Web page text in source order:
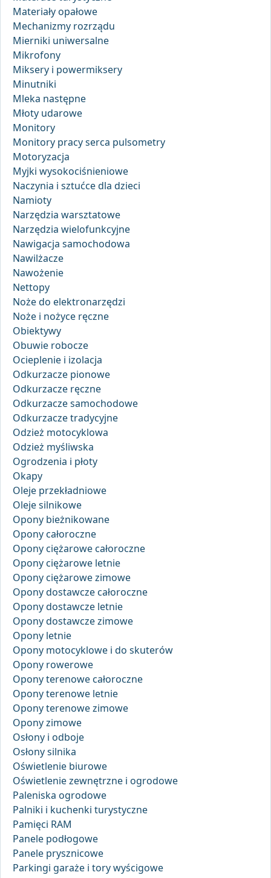
Materiały opałowe
Mechanizmy rozrządu
Mierniki uniwersalne
Mikrofony
Miksery i powermiksery
Minutniki
Mleka następne
Młoty udarowe
Monitory
Monitory pracy serca pulsometry
Motoryzacja
Myjki wysokociśnieniowe
Naczynia i sztućce dla dzieci
Namioty
Narzędzia warsztatowe
Narzędzia wielofunkcyjne
Nawigacja samochodowa
Nawilżacze
Nawożenie
Nettopy
Noże do elektronarzędzi
Noże i nożyce ręczne
Obiektywy
Obuwie robocze
Ocieplenie i izolacja
Odkurzacze pionowe
Odkurzacze ręczne
Odkurzacze samochodowe
Odkurzacze tradycyjne
Odzież motocyklowa
Odzież myśliwska
Ogrodzenia i płoty
Okapy
Oleje przekładniowe
Oleje silnikowe
Opony bieżnikowane
Opony całoroczne
Opony ciężarowe całoroczne
Opony ciężarowe letnie
Opony ciężarowe zimowe
Opony dostawcze całoroczne
Opony dostawcze letnie
Opony dostawcze zimowe
Opony letnie
Opony motocyklowe i do skuterów
Opony rowerowe
Opony terenowe całoroczne
Opony terenowe letnie
Opony terenowe zimowe
Opony zimowe
Osłony i odboje
Osłony silnika
Oświetlenie biurowe
Oświetlenie zewnętrzne i ogrodowe
Paleniska ogrodowe
Palniki i kuchenki turystyczne
Pamięci RAM
Panele podłogowe
Panele prysznicowe
Parkingi garaże i tory wyścigowe